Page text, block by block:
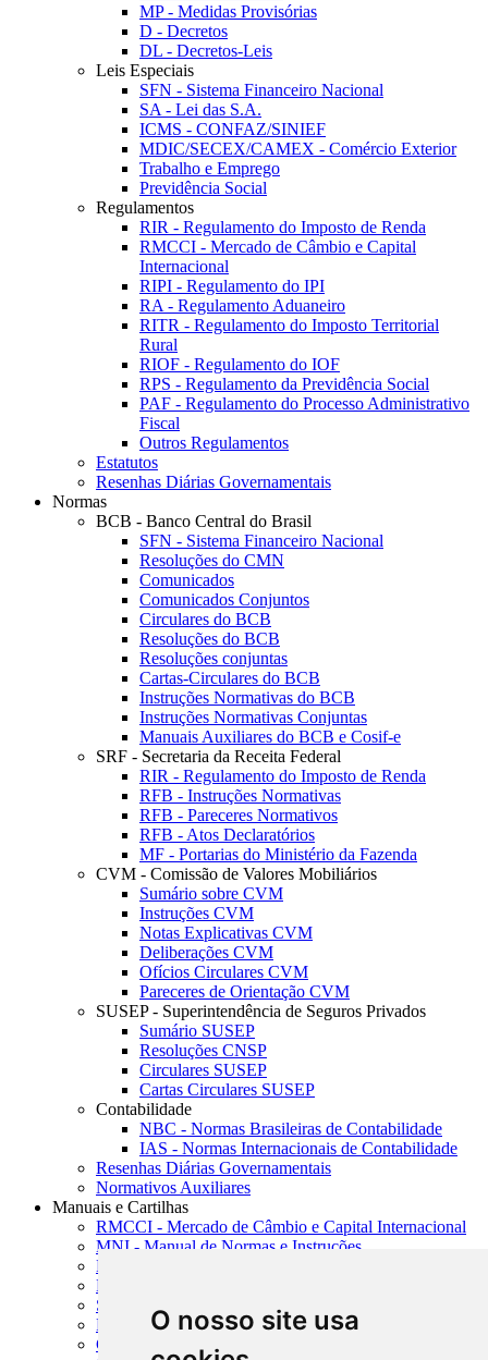
O nosso site usa
MP - Medidas Provisórias
D - Decretos
DL - Decretos-Leis
Leis Especiais
SFN - Sistema Financeiro Nacional
SA - Lei das S.A.
ICMS - CONFAZ/SINIEF
MDIC/SECEX/CAMEX - Comércio Exterior
Trabalho e Emprego
Previdência Social
Regulamentos
RIR - Regulamento do Imposto de Renda
RMCCI - Mercado de Câmbio e Capital
Internacional
RIPI - Regulamento do IPI
RA - Regulamento Aduaneiro
RITR - Regulamento do Imposto Territorial
Rural
RIOF - Regulamento do IOF
RPS - Regulamento da Previdência Social
PAF - Regulamento do Processo Administrativo
Fiscal
Outros Regulamentos
Estatutos
Resenhas Diárias Governamentais
Normas
BCB - Banco Central do Brasil
SFN - Sistema Financeiro Nacional
Resoluções do CMN
Comunicados
Comunicados Conjuntos
Circulares do BCB
Resoluções do BCB
Resoluções conjuntas
Cartas-Circulares do BCB
Instruções Normativas do BCB
Instruções Normativas Conjuntas
Manuais Auxiliares do BCB e Cosif-e
SRF - Secretaria da Receita Federal
RIR - Regulamento do Imposto de Renda
RFB - Instruções Normativas
RFB - Pareceres Normativos
RFB - Atos Declaratórios
MF - Portarias do Ministério da Fazenda
CVM - Comissão de Valores Mobiliários
Sumário sobre CVM
Instruções CVM
Notas Explicativas CVM
Deliberações CVM
Ofícios Circulares CVM
Pareceres de Orientação CVM
SUSEP - Superintendência de Seguros Privados
Sumário SUSEP
Resoluções CNSP
Circulares SUSEP
Cartas Circulares SUSEP
Contabilidade
NBC - Normas Brasileiras de Contabilidade
IAS - Normas Internacionais de Contabilidade
Resenhas Diárias Governamentais
Normativos Auxiliares
Manuais e Cartilhas
RMCCI - Mercado de Câmbio e Capital Internacional
MNI - Manual de Normas e Instruções
MTVM - Manual de Títulos e Valores Mobiliários
MCR - Manual de Crédito Rural
SISORF - Manual de Organização do SFN
MASUP - Manual de Supervisão Bancária
CADOC - Catálogo de Documentos